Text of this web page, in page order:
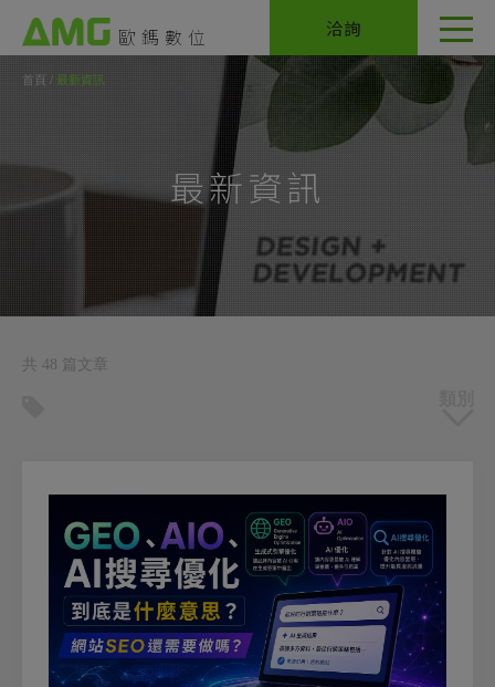
洽詢
首頁 最新資訊
最新資訊
共 48 篇文章
Cookie管理面板